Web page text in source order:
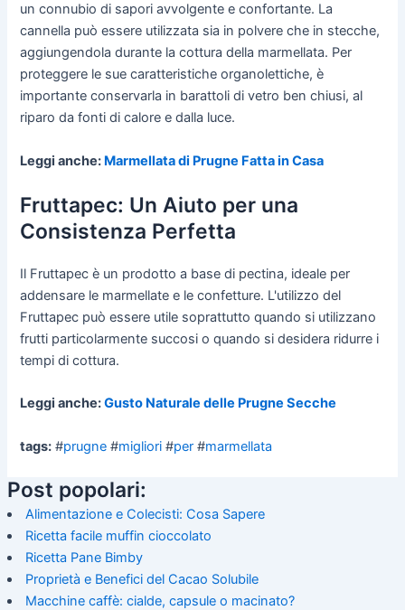
un connubio di sapori avvolgente e confortante. La
cannella può essere utilizzata sia in polvere che in stecche,
aggiungendola durante la cottura della marmellata. Per
proteggere le sue caratteristiche organolettiche, è
importante conservarla in barattoli di vetro ben chiusi, al
riparo da fonti di calore e dalla luce.
Leggi anche: Marmellata di Prugne Fatta in Casa
Fruttapec: Un Aiuto per una
Consistenza Perfetta
Il Fruttapec è un prodotto a base di pectina, ideale per
addensare le marmellate e le confetture. L'utilizzo del
Fruttapec può essere utile soprattutto quando si utilizzano
frutti particolarmente succosi o quando si desidera ridurre i
tempi di cottura.
Leggi anche:Gusto Naturale delle Prugne Secche
tags: #prugne #migliori #per #marmellata
Post popolari:
Alimentazione e Colecisti: Cosa Sapere
Ricetta facile muffin cioccolato
Ricetta Pane Bimby
Proprietà e Benefici del Cacao Solubile
Macchine caffè: cialde, capsule o macinato?